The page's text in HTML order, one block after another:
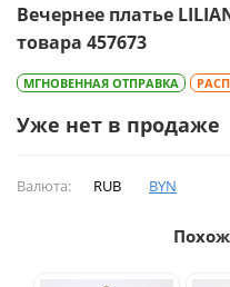
Вечернее платье
товара 457673
МГНОВЕННАЯ ОТПРАВКА
Уже нет в продаже
Валюта: RUB BYN